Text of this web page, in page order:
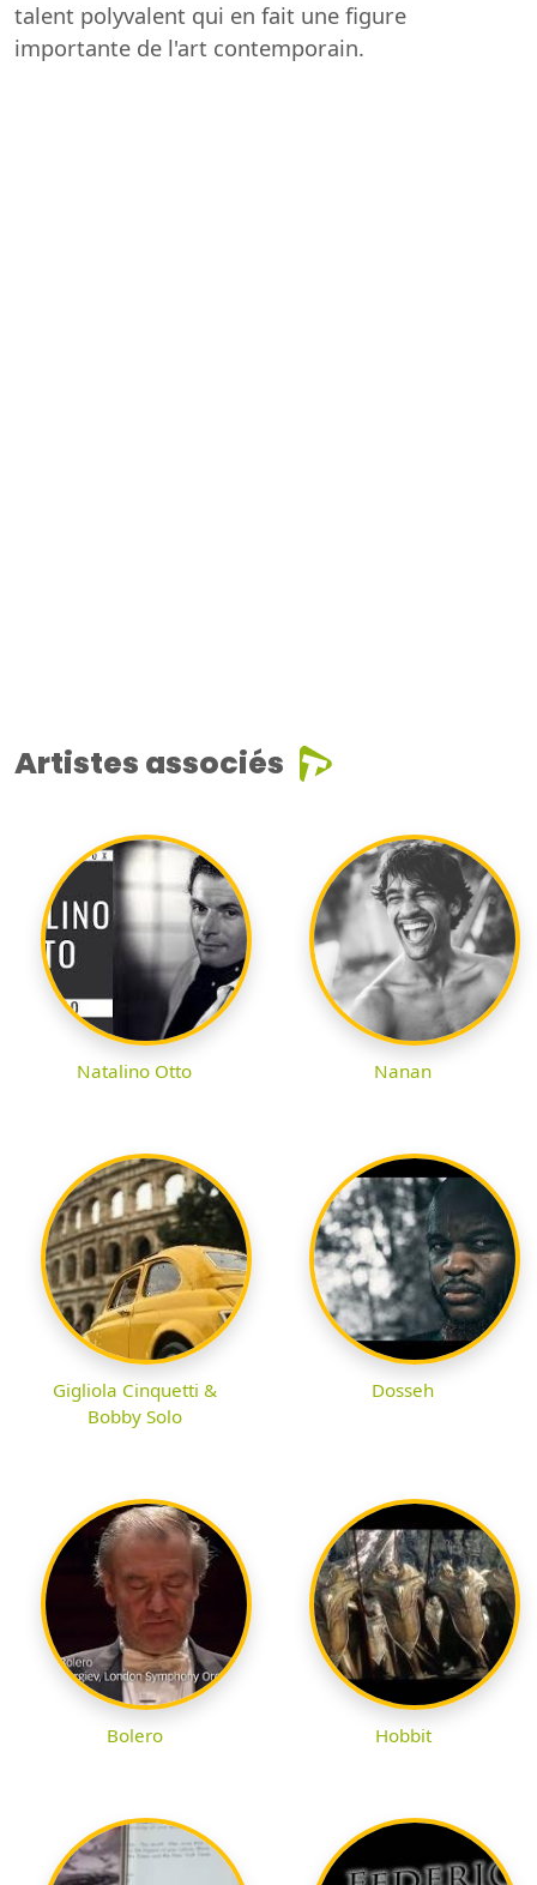
talent polyvalent qui en fait une figure
importante de l'art contemporain.
Artistes associés
Natalino Otto Nanan
Gigliola Cinquetti &
Bobby Solo
Dosseh
Bolero Hobbit